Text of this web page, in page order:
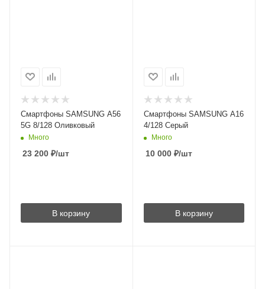
Смартфоны SAMSUNG A56
5G 8/128 Оливковый
Много
23 200 ₽/шт
В корзину
Смартфоны SAMSUNG A16
4/128 Серый
Много
10 000₽/шт
В корзину